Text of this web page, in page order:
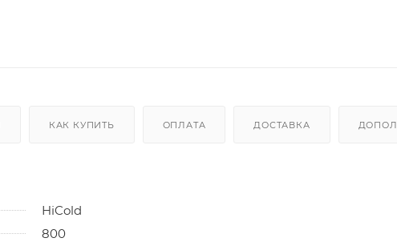
КАК КУПИТЬ ОПЛАТА ДОСТАВКА
HiCold
800